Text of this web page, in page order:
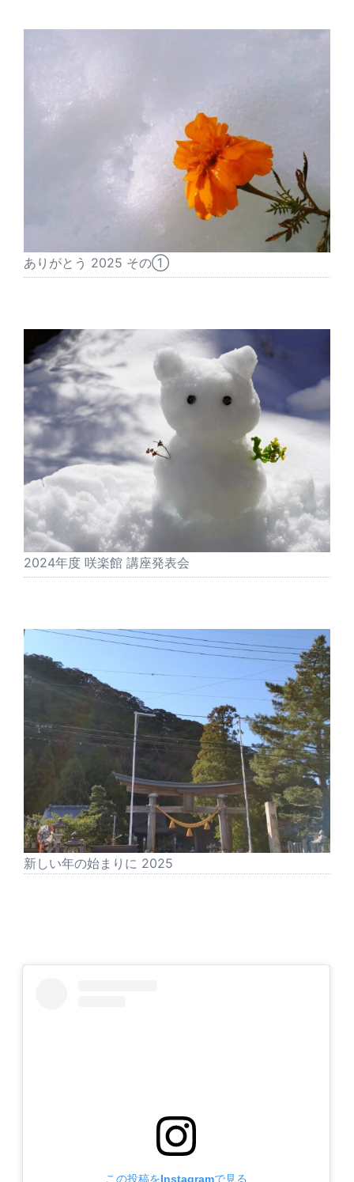
ありがとう 2025 その①
2024年度 咲楽館 講座発表会
新しい年の始まりに 2025
この投稿をInstagramで見る